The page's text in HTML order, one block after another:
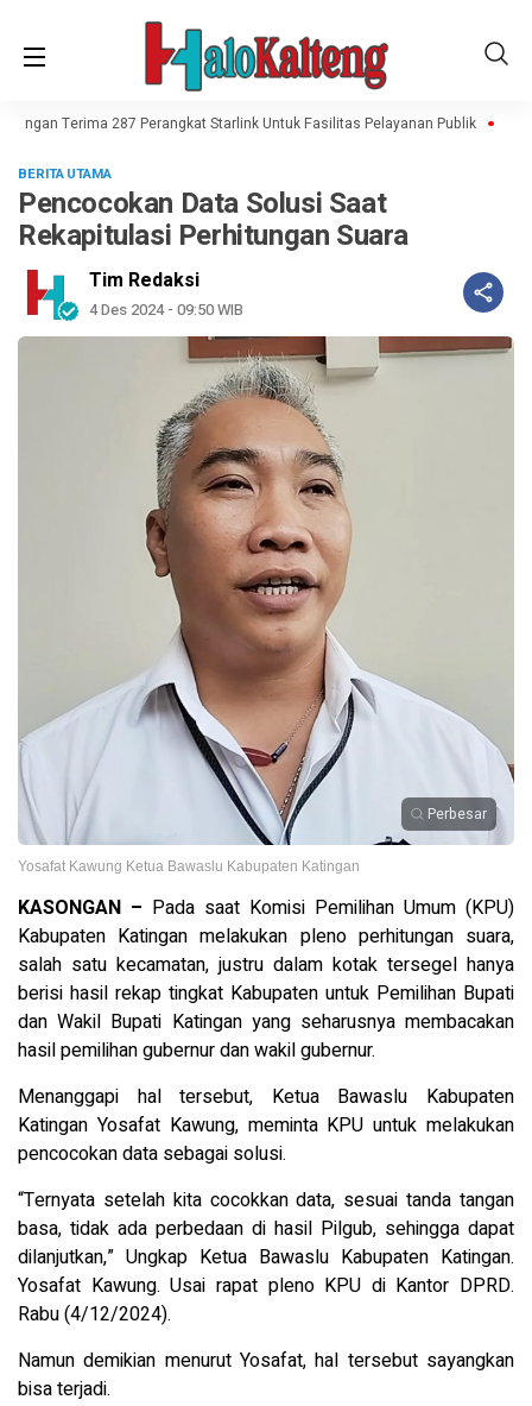
Terima 287 Perangkat Starlink Untuk Fasilitas Pelayanan Publik
BERITA UTAMA
Pencocokan Data Solusi Saat
Rekapitulasi Perhitungan Suara
Tim Redaksi
4 Des 2024 - 09:50 WIB
Perbesar
Yosafat Kawung Ketua Bawaslu Kabupaten Katingan
KASONGAN – Pada saat Komisi Pemilihan Umum (KPU)
Kabupaten Katingan melakukan pleno perhitungan suara,
salah satu kecamatan, justru dalam kotak tersegel hanya
berisi hasil rekap tingkat Kabupaten untuk Pemilihan Bupati
dan Wakil Bupati Katingan yang seharusnya membacakan
hasil pemilihan gubernur dan wakil gubernur.
Menanggapi hal tersebut, Ketua Bawaslu Kabupaten
Katingan Yosafat Kawung, meminta KPU untuk melakukan
pencocokan data sebagai solusi.
“Ternyata setelah kita cocokkan data, sesuai tanda tangan
basa, tidak ada perbedaan di hasil Pilgub, sehingga dapat
dilanjutkan,” Ungkap Ketua Bawaslu Kabupaten Katingan.
Yosafat Kawung. Usai rapat pleno KPU di Kantor DPRD.
Rabu (4/12/2024).
Namun demikian menurut Yosafat, hal tersebut sayangkan
bisa terjadi.